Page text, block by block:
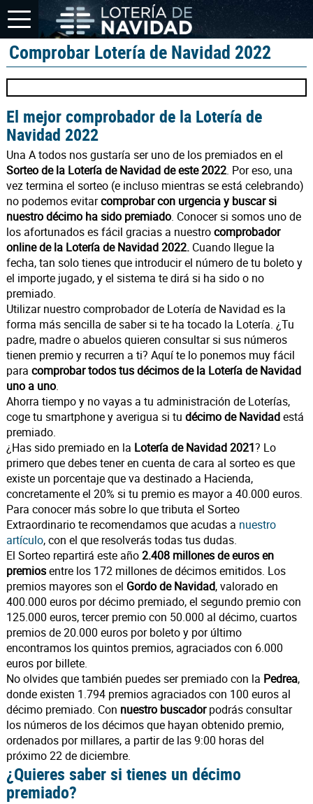
Comprobar Lotería de Navidad 2022
El mejor comprobador de la Lotería de
Navidad 2022
Una A todos nos gustaría ser uno de los premiados en el
Sorteo de la Lotería de Navidad de este 2022. Por eso, una
vez termina el sorteo (e incluso mientras se está celebrando)
no podemos evitarcomprobar con urgencia y buscar si
nuestro décimo ha sido premiado. Conocer si somos uno de
los afortunados es fácil gracias a nuestrocomprobador
online de la Lotería de Navidad 2022.Cuando llegue la
fecha, tan solo tienes que introducir el número de tu boleto y
el importe jugado, y el sistema te dirá si ha sido o no
premiado.
Utilizar nuestro comprobador de Lotería de Navidad es la
forma más sencilla de saber si te ha tocado la Lotería. ¿Tu
padre, madre o abuelos quieren consultar si sus números
tienen premio y recurren a ti? Aquí te lo ponemos muy fácil
para comprobar todos tus décimos de la Lotería de Navidad
uno a uno.
Ahorra tiempo y no vayas a tu administración de Loterías,
coge tu smartphone y averigua si tu décimo de Navidadestá
premiado.
¿Has sido premiado en la Lotería de Navidad 2021? Lo
primero que debes tener en cuenta de cara al sorteo es que
existe un porcentaje que va destinado a Hacienda,
concretamente el 20% si tu premio es mayor a 40.000 euros.
Para conocer más sobre lo que tributa el Sorteo
Extraordinario te recomendamos que acudas a nuestro
artículo, con el que resolverás todas tus dudas.
El Sorteo repartirá este año2.408 millones de euros en
premiosentre los 172 millones de décimos emitidos. Los
premios mayores son el Gordo de Navidad, valorado en
400.000 euros por décimo premiado, el segundo premio con
125.000 euros, tercer premio con 50.000 al décimo, cuartos
premios de 20.000 euros por boleto y por último
encontramos los quintos premios, agraciados con 6.000
euros por billete.
No olvides que también puedes ser premiado con la Pedrea,
donde existen 1.794 premios agraciados con 100 euros al
décimo premiado. Con nuestro buscadorpodrás consultar
los números de los décimos que hayan obtenido premio,
ordenados por millares, a partir de las 9:00 horas del
próximo 22 de diciembre.
¿Quieres saber si tienes un décimo
premiado?